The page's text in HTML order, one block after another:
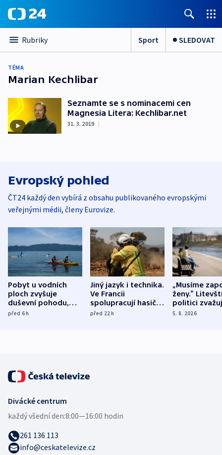
Rubriky Sport SLEDOVAT
TÉMA
Marian Kechlibar
Seznamte se s nominacemi cen
Magnesia Litera: Kechlibar.net
31. 3. 2019 |
Evropský pohled
ČT24 každý den vybírá z obsahu publikovaného evropskými
veřejnými médii, členy Eurovize.
Pobyt u vodních
ploch zvyšuje
duševní pohodu,
ukázala
před 6h
Jiný jazyk i technika.
Ve Francii
spolupracují hasiči z
různých zemí
před 22h
„Musíme
ženy.“
politici
dohodu o
5. 8. 2026
Divácké centrum
každý všední den:8:00—16:00 hodin
261 136 113
info@ceskatelevize.cz